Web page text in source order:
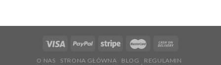
O NAS STRONA GŁÓWNA BLOG
REGULAMIN